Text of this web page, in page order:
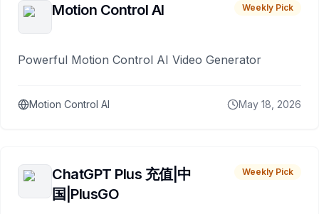
Motion Control AI Weekly Pick
Powerful Motion Control AI Video Generator
Motion Control AI May 18, 2026
ChatGPT Plus 充值|中
国|PlusGO
Weekly Pick